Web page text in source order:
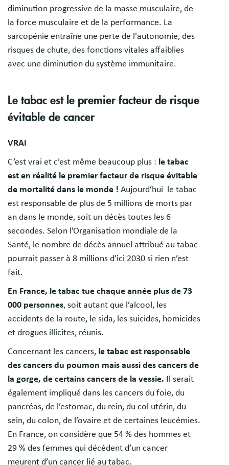
diminution progressive de la masse musculaire, de
la force musculaire et de la performance. La
sarcopénie entraîne une perte de l'autonomie, des
risques de chute, des fonctions vitales affaiblies
avec une diminution du système immunitaire.
Le tabac est le premier facteur de risque
évitable de cancer
VRAI
C’est vrai et c’est même beaucoup plus : le tabac
est en réalité le premier facteur de risque évitable
de mortalité dans le monde ! Aujourd’hui le tabac
est responsable de plus de 5 millions de morts par
an dans le monde, soit un décès toutes les 6
secondes. Selon l’Organisation mondiale de la
Santé, le nombre de décès annuel attribué au tabac
pourrait passer à 8 millions d’ici 2030 si rien n’est
fait.
En France, le tabac tue chaque année plus de 73
000 personnes, soit autant que l’alcool, les
accidents de la route, le sida, les suicides, homicides
et drogues illicites, réunis.
Concernant les cancers, le tabac est responsable
des cancers du poumon mais aussi des cancers de
la gorge, de certains cancers de la vessie. Il serait
également impliqué dans les cancers du foie, du
pancréas, de l’estomac, du rein, du col utérin, du
sein, du colon, de l’ovaire et de certaines leucémies.
En France, on considère que 54 % des hommes et
29 % des femmes qui décèdent d’un cancer
meurent d’un cancer lié au tabac.